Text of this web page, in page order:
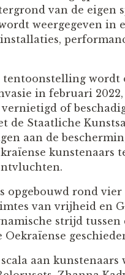
van de
weergegeven in
tentoonstelling
in februari
of
de Staatliche
aan de
kunstenaars
opgebouwd rond
van vrijheid en
strijd
aan